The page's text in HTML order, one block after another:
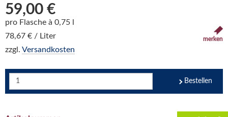
59,00 €
pro Flasche à 0,75 l
78,67 € / Liter
zzgl. Versandkosten
merken
Bestellen